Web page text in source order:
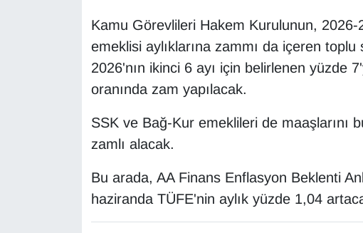
Kamu Görevlileri Hakem Kurulunun,
emeklisi aylıklarına zammı da içeren
2026'nın ikinci 6 ayı için belirlenen yüzde
oranında zam yapılacak.
SSK ve Bağ-Kur emeklileri de maaşlarını
zamlı alacak.
Bu arada, AA Finans Enflasyon Beklenti
haziranda TÜFE'nin aylık yüzde 1,04
Kim Kimdir?
Kültür & Sanat
MAGAZİN